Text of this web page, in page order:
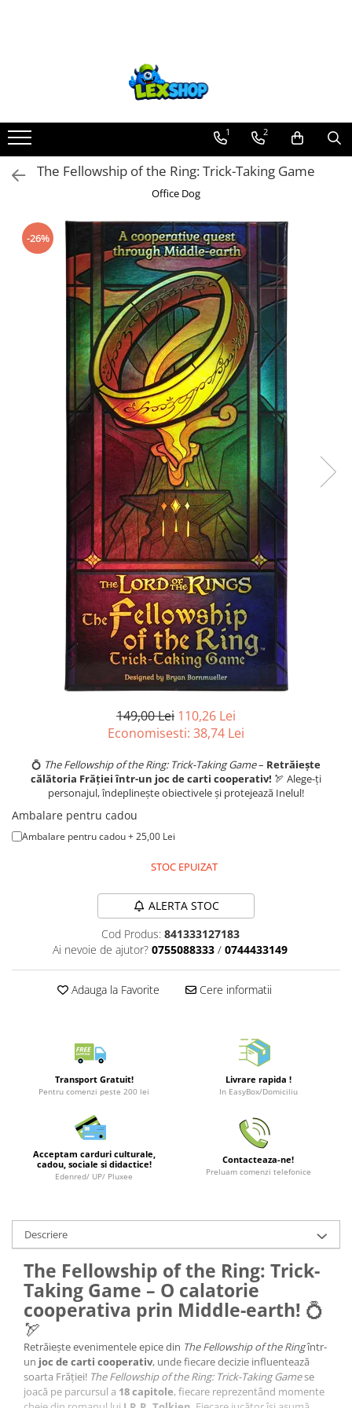
Board Games
Extensii boardgames
Card Games (jocuri cu carti)
Jocuri pentru toata familia
Party Games (jocuri de petrecere)
Jocuri pentru copii
Smart Games
Puzzle-uri logice
Jocuri cu miniaturi
Final Girl - solo game
Miniaturi Arkham Horror
Miniaturi HEROCLIX
Accesorii pentru boardgames
Protectii carti (Sleeves)
Deck Boxes/Cutii pentru carti
Portofolii/ Clasoare pentru carti
The Army Painter
Organizatoare
Carti de joc
Alte produse Hobby
Merch Lex Hobby Store
Sepci
Tricouri
Postere
Geek Stuff
Decoratiuni
Carti
Carnetele
One Piece
Sailor Moon
Star Trek
Fallout
Stranger Things
Collectibles
KPop Demon Hunters
Retro Arcade – Jocuri, Console si
1 2
The Fellowship of the Ring: Trick-Taking Game
Office Dog
-26%
149,00 Lei 110,26 Lei
Economisesti: 38,74 Lei
💍 The Fellowship of the Ring: Trick-Taking Game– Retrăiește
călătoria Frăției într-un joc de carti cooperativ! 🏹 Alege-ți
personajul, îndeplinește obiectivele și protejează Inelul!
Ambalare pentru cadou
Ambalare pentru cadou + 25,00 Lei
STOC EPUIZAT
ALERTA STOC
Cod Produs: 841333127183
Ai nevoie de ajutor? 0755088333 / 0744433149
Adauga la Favorite Cere informatii
Transport Gratuit!
Pentru comenzi peste 200 lei
Livrare rapida !
In EasyBox/Domiciliu
Acceptam carduri culturale,
cadou, sociale si didactice!
Edenred/ UP/ Pluxee
Contacteaza-ne!
Preluam comenzi telefonice
Descriere
The Fellowship of the Ring: Trick-
Taking Game – O calatorie
cooperativa prin Middle-earth! 💍
🏹
Retrăiește evenimentele epice din The Fellowship of the Ringîntr-
un joc de carti cooperativ, unde fiecare decizie influentează
soarta Frăției! The Fellowship of the Ring: Trick-Taking Gamese
joacă pe parcursul a 18 capitole, fiecare reprezentând momente